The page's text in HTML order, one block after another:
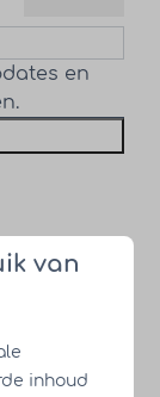
en
van
inhoud